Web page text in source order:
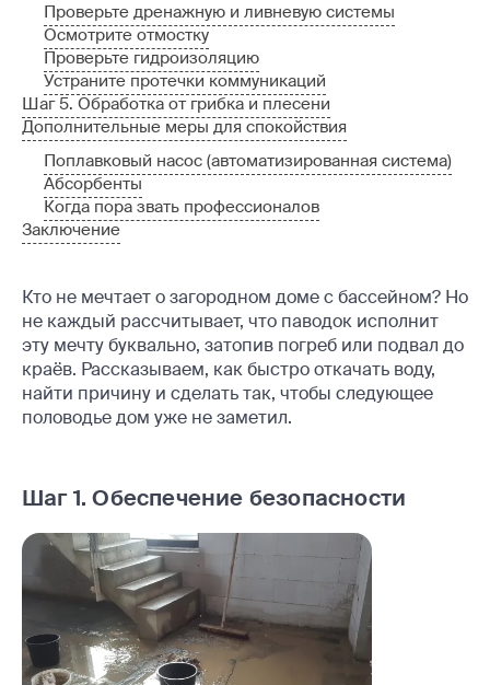
Проверьте дренажную и ливневую системы
Осмотрите отмостку
Проверьте гидроизоляцию
Устраните протечки коммуникаций
Шаг 5. Обработка от грибка и плесени
Дополнительные меры для спокойствия
Поплавковый насос (автоматизированная система)
Абсорбенты
Когда пора звать профессионалов
Заключение
Кто не мечтает о загородном доме с бассейном? Но
не каждый рассчитывает, что паводок исполнит
эту мечту буквально, затопив погреб или подвал до
краёв. Рассказываем, как быстро откачать воду,
найти причину и сделать так, чтобы следующее
половодье дом уже не заметил.
Шаг 1. Обеспечение безопасности